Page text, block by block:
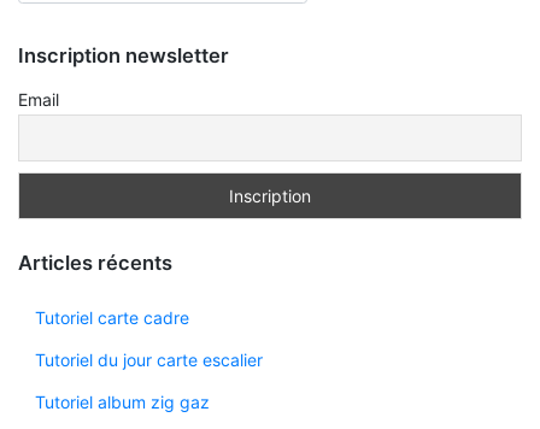
Inscription newsletter
Email
Articles récents
Tutoriel carte cadre
Tutoriel du jour carte escalier
Tutoriel album zig gaz